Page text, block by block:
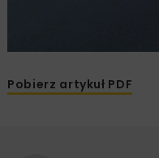
Pobierz artykuł PDF